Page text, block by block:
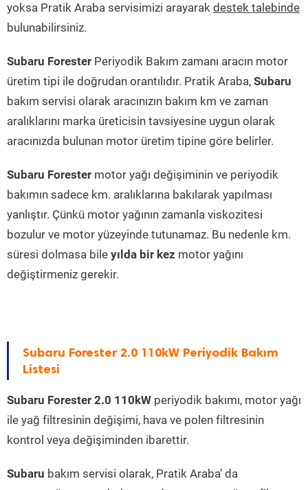
yoksa Pratik Araba servisimizi arayarak destek talebinde
bulunabilirsiniz.
Subaru Forester Periyodik Bakım zamanı aracın motor
üretim tipi ile doğrudan orantılıdır. Pratik Araba, Subaru
bakım servisi olarak aracınızın bakım km ve zaman
aralıklarını marka üreticisin tavsiyesine uygun olarak
aracınızda bulunan motor üretim tipine göre belirler.
Subaru Forester motor yağı değişiminin ve periyodik
bakımın sadece km. aralıklarına bakılarak yapılması
yanlıştır. Çünkü motor yağının zamanla viskozitesi
bozulur ve motor yüzeyinde tutunamaz. Bu nedenle km.
süresi dolmasa bile yılda bir kez motor yağını
değiştirmeniz gerekir.
Subaru Forester 2.0 110kW Periyodik Bakım
Listesi
Subaru Forester 2.0 110kW periyodik bakımı, motor yağı
ile yağ filtresinin değişimi, hava ve polen filtresinin
kontrol veya değişiminden ibarettir.
Subaru bakım servisi olarak, Pratik Araba’ da